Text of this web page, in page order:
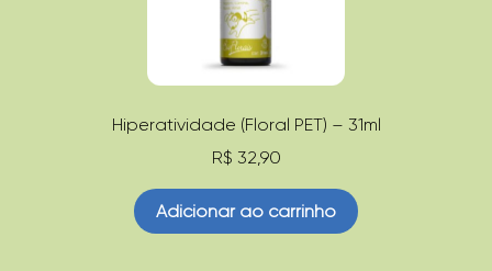
Hiperatividade (Floral PET) – 31ml
R$ 32,90
Adicionar ao carrinho